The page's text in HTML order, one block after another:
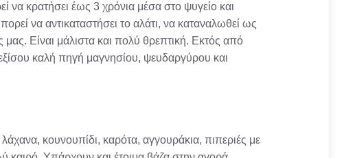
να κρατήσει έως 3 χρόνια μέσα στο ψυγείο και
να αντικαταστήσει το αλάτι, να καταναλωθεί ως
Είναι μάλιστα και πολύ θρεπτική. Εκτός από
καλή πηγή μαγνησίου, ψευδαργύρου και
κουνουπίδι, καρότα, αγγουράκια, πιπεριές με